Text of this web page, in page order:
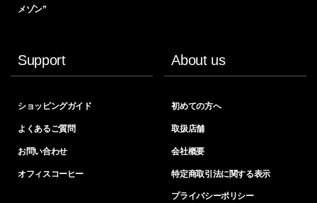
メゾン”
Support
ショッピングガイド
よくあるご質問
お問い合わせ
オフィスコーヒー
About us
初めての方へ
取扱店舗
会社概要
特定商取引法に関する表示
プライバシーポリシー